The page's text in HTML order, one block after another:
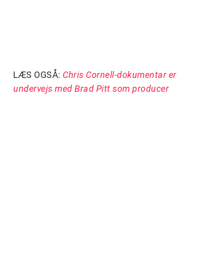
LÆS OGSÅ: Chris Cornell-dokumentar er
undervejs med Brad Pitt som producer